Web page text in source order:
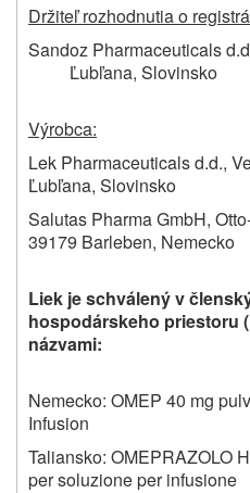
Držiteľ rozhodnutia o
Sandoz Pharmaceuticals
Ľubľana, Slovinsko
Výrobca:
Lek Pharmaceuticals d.d.,
Ľubľana, Slovinsko
Salutas Pharma GmbH,
39179 Barleben, Nemecko
Liek je schválený v
hospodárskeho priestoru
názvami:
Nemecko: OMEP 40 mg
Infusion
Taliansko: OMEPRAZOLO
per soluzione per infusione